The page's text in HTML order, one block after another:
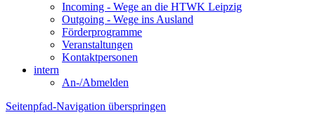
Incoming - Wege an die HTWK Leipzig
Outgoing - Wege ins Ausland
Förderprogramme
Veranstaltungen
Kontaktpersonen
intern
An-/Abmelden
Seitenpfad-Navigation überspringen